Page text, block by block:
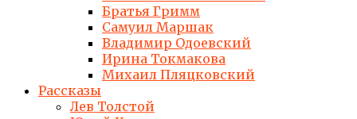
Братья Гримм
Самуил Маршак
Владимир Одоевский
Ирина Токмакова
Михаил Пляцковский
Рассказы
Лев Толстой